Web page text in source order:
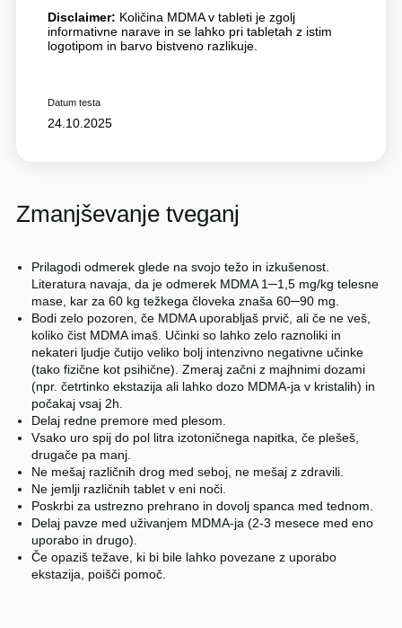
Disclaimer: Količina MDMA v tableti je zgolj
informativne narave in se lahko pri tabletah z istim
logotipom in barvo bistveno razlikuje.
Datum testa
24.10.2025
Zmanjševanje tveganj
Prilagodi odmerek glede na svojo težo in izkušenost.
Literatura navaja, da je odmerek MDMA 1─1,5 mg/kg telesne
mase, kar za 60 kg težkega človeka znaša 60─90 mg.
Bodi zelo pozoren, če MDMA uporabljaš prvič, ali če ne veš,
koliko čist MDMA imaš. Učinki so lahko zelo raznoliki in
nekateri ljudje čutijo veliko bolj intenzivno negativne učinke
(tako fizične kot psihične). Zmeraj začni z majhnimi dozami
(npr. četrtinko ekstazija ali lahko dozo MDMA-ja v kristalih) in
počakaj vsaj 2h.
Delaj redne premore med plesom.
Vsako uro spij do pol litra izotoničnega napitka, če plešeš,
drugače pa manj.
Ne mešaj različnih drog med seboj, ne mešaj z zdravili.
Ne jemlji različnih tablet v eni noči.
Poskrbi za ustrezno prehrano in dovolj spanca med tednom.
Delaj pavze med uživanjem MDMA-ja (2-3 mesece med eno
uporabo in drugo).
Če opaziš težave, ki bi bile lahko povezane z uporabo
ekstazija, poišči pomoč.